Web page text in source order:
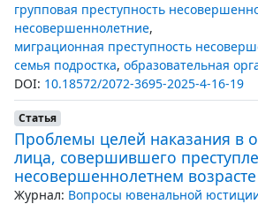
групповая преступность
несовершеннолетние,
миграционная преступность
семья подростка, образовательная
DOI: 10.18572/2072-3695-2025-4-16-19
Статья
Проблемы целей наказания в
лица, совершившего
несовершеннолетнем возрасте
Журнал: Вопросы ювенальной